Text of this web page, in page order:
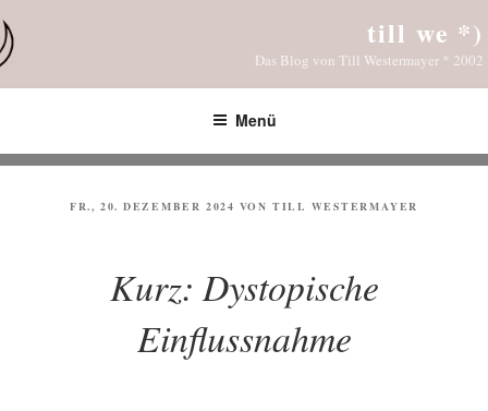
Inhalt
springen
till we *)
Das Blog von Till Westermayer * 2002
Menü
VERÖFFENTLICHT
FR., 20. DEZEMBER 2024 VON TILL WESTERMAYER
Kurz: Dystopische
Einflussnahme